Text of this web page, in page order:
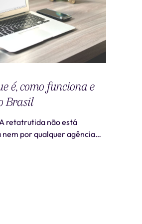
é, como funciona e
Brasil
retatrutida não está
por qualquer agência
de estudos clínicos